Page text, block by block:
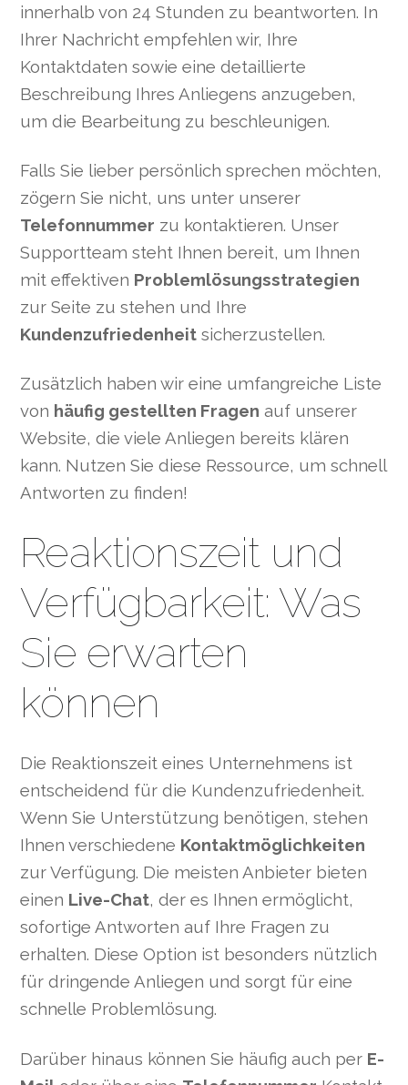
innerhalb von 24 Stunden zu beantworten. In
Ihrer Nachricht empfehlen wir, Ihre
Kontaktdaten sowie eine detaillierte
Beschreibung Ihres Anliegens anzugeben,
um die Bearbeitung zu beschleunigen.
Falls Sie lieber persönlich sprechen möchten,
zögern Sie nicht, uns unter unserer
Telefonnummer zu kontaktieren. Unser
Supportteam steht Ihnen bereit, um Ihnen
mit effektiven Problemlösungsstrategien
zur Seite zu stehen und Ihre
Kundenzufriedenheit sicherzustellen.
Zusätzlich haben wir eine umfangreiche Liste
von häufig gestellten Fragen auf unserer
Website, die viele Anliegen bereits klären
kann. Nutzen Sie diese Ressource, um schnell
Antworten zu finden!
Reaktionszeit und
Verfügbarkeit: Was
Sie erwarten
können
Die Reaktionszeit eines Unternehmens ist
entscheidend für die Kundenzufriedenheit.
Wenn Sie Unterstützung benötigen, stehen
Ihnen verschiedene Kontaktmöglichkeiten
zur Verfügung. Die meisten Anbieter bieten
einen Live-Chat, der es Ihnen ermöglicht,
sofortige Antworten auf Ihre Fragen zu
erhalten. Diese Option ist besonders nützlich
für dringende Anliegen und sorgt für eine
schnelle Problemlösung.
Darüber hinaus können Sie häufig auch per E-